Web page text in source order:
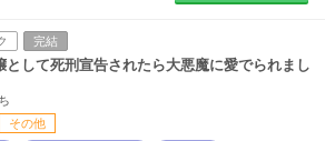
完結
として死刑宣告されたら大悪魔に愛でられまし
その他